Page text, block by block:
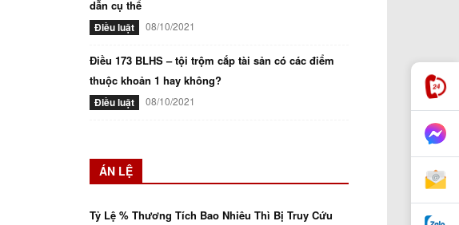
dẫn cụ thể
Điều luật 08/10/2021
Điều 173 BLHS – tội trộm cắp tài sản có các điểm
thuộc khoản 1 hay không?
Điều luật 08/10/2021
ÁN LỆ
Tỷ Lệ % Thương Tích Bao Nhiêu Thì Bị Truy Cứu